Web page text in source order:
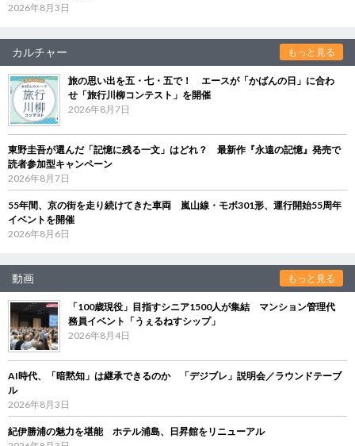
2026年8月3日
カルチャー もっと見る
旅の思い出を五・七・五で！ エースが「かばんの日」に合わ
せ「旅行川柳コンテスト」を開催
2026年8月7日
東野圭吾が選んだ「記憶に残る一文」はどれ？ 最新作『永遠の記憶』発売で
読者参加型キャンペーン
2026年8月7日
55年間、京の街を走り続けてきた車両 嵐山線・モボ301形、運行開始55周年
イベントを開催
2026年8月6日
動画 もっと見る
「100歳現役」目指すシニア1500人が集結 マンション管理代
務員イベント「うぇるねすシップ」
2026年8月4日
AI時代、「暗黙知」は継承できるのか 「デジブレ」説明会／ラウンドテーブ
ル
2026年8月3日
紀伊勝浦の魅力を堪能 ホテル浦島、日昇館をリニューアル